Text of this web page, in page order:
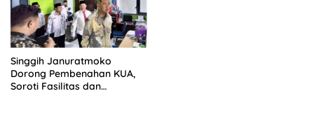
Singgih Januratmoko
Dorong Pembenahan KUA,
Soroti Fasilitas dan